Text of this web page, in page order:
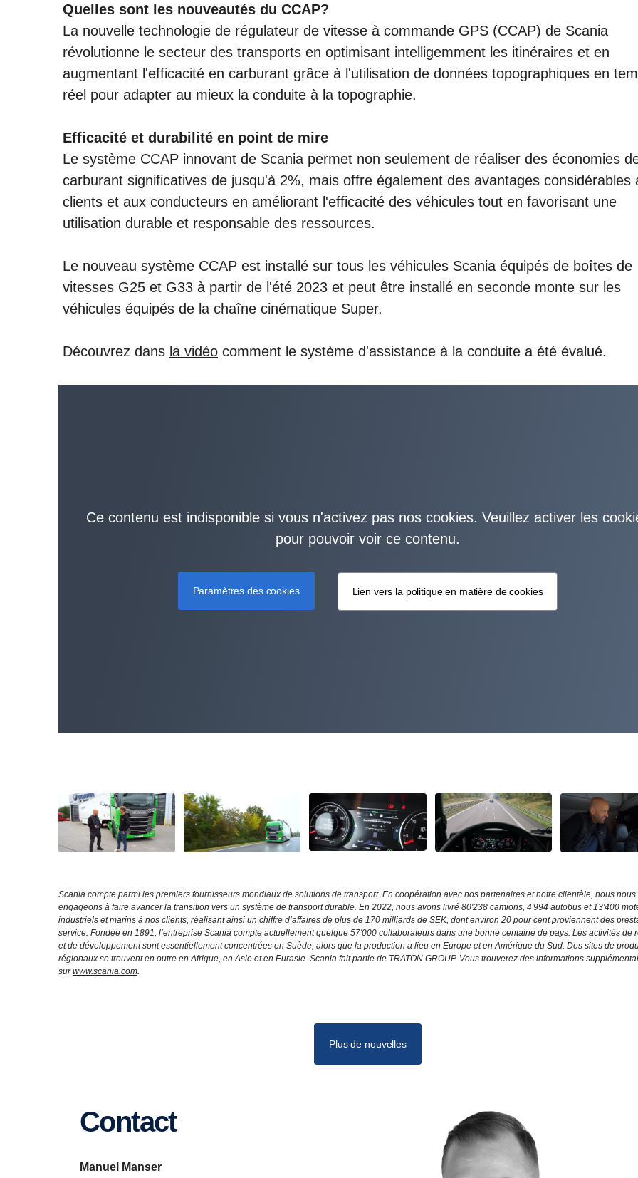
Quelles sont les nouveautés du CCAP?
La nouvelle technologie de régulateur de vitesse à commande GPS (CCAP) de Scania
révolutionne le secteur des transports en optimisant intelligemment les itinéraires et en
augmentant l'efficacité en carburant grâce à l'utilisation de données topographiques en
réel pour adapter au mieux la conduite à la topographie.
Efficacité et durabilité en point de mire
Le système CCAP innovant de Scania permet non seulement de réaliser des économies
carburant significatives de jusqu'à 2%, mais offre également des avantages considérables
clients et aux conducteurs en améliorant l'efficacité des véhicules tout en favorisant une
utilisation durable et responsable des ressources.
Le nouveau système CCAP est installé sur tous les véhicules Scania équipés de boîtes de
vitesses G25 et G33 à partir de l'été 2023 et peut être installé en seconde monte sur les
véhicules équipés de la chaîne cinématique Super.
Découvrez dans la vidéo comment le système d'assistance à la conduite a été évalué.
Ce contenu est indisponible si vous n'activez pas nos cookies. Veuillez activer les
pour pouvoir voir ce contenu.
Paramètres des cookies Lien vers la politique en matière de cookies
Scania compte parmi les premiers fournisseurs mondiaux de solutions de transport. En coopération avec nos partenaires et notre clientèle, nous nous
engageons à faire avancer la transition vers un système de transport durable. En 2022, nous avons livré 80'238 camions, 4'994 autobus et 13'400
industriels et marins à nos clients, réalisant ainsi un chiffre d’affaires de plus de 170 milliards de SEK, dont environ 20 pour cent proviennent des
service. Fondée en 1891, l’entreprise Scania compte actuellement quelque 57'000 collaborateurs dans une bonne centaine de pays. Les activités de
et de développement sont essentiellement concentrées en Suède, alors que la production a lieu en Europe et en Amérique du Sud. Des sites de
régionaux se trouvent en outre en Afrique, en Asie et en Eurasie. Scania fait partie de TRATON GROUP. Vous trouverez des informations
surwww.scania.com.
Plus de nouvelles
Contact
Manuel Manser